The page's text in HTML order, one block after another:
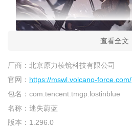
查看全文
厂商： 北京原力棱镜科技有限公司
官网： https://mswl.volcano-force.com/
包名： com.tencent.tmgp.lostinblue
名称： 迷失蔚蓝
版本： 1.296.0